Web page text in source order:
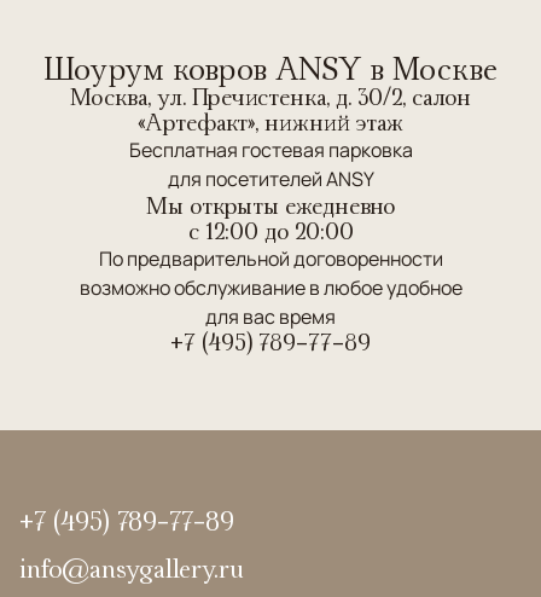
Шоурум ковров ANSY в Москве
Москва, ул. Пречистенка, д. 30/2, салон
«Артефакт», нижний этаж
Бесплатная гостевая парковка
для посетителей ANSY
Мы открыты ежедневно
c 12:00 до 20:00
По предварительной договоренности
возможно обслуживание в любое удобное
для вас время
+7 (495) 789-77-89
+7 (495) 789-77-89
info@ansygallery.ru